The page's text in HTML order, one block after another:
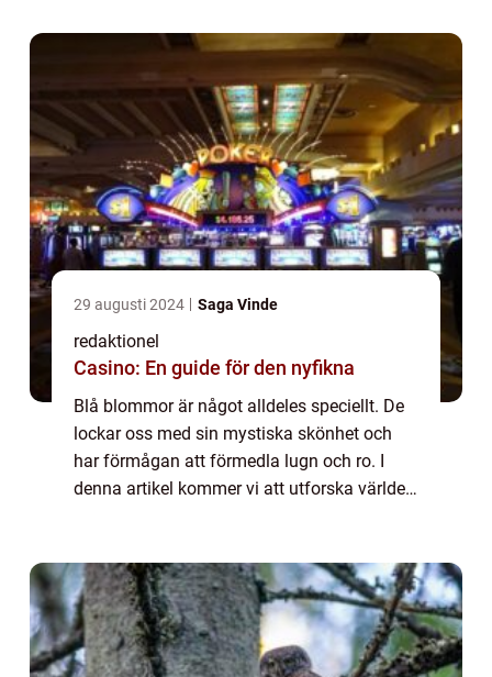
29 augusti 2024 Saga Vinde
redaktionel
Casino: En guide för den nyfikna
Blå blommor är något alldeles speciellt. De
lockar oss med sin mystiska skönhet och
har förmågan att förmedla lugn och ro. I
denna artikel kommer vi att utforska världen